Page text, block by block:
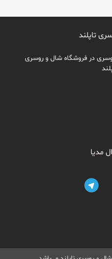
تاپلند
در فروشگاه شال و روسری
مدیا